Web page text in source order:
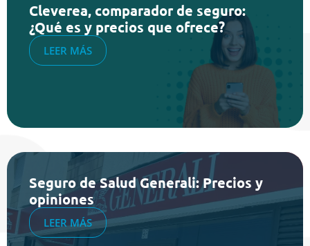
Cleverea, comparador de seguro:
¿Qué es y precios que ofrece?
LEER MÁS
Seguro de Salud Generali: Precios y
opiniones
LEER MÁS